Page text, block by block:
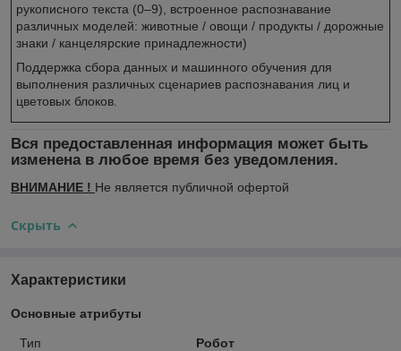
рукописного текста (0–9), встроенное распознавание
различных моделей: животные / овощи / продукты / дорожные
знаки / канцелярские принадлежности)
Поддержка сбора данных и машинного обучения для
выполнения различных сценариев распознавания лиц и
цветовых блоков.
Вся предоставленная информация может быть
изменена в любое время без уведомления.
ВНИМАНИЕ ! Не является публичной офертой
Скрыть
Характеристики
Основные атрибуты
Тип Робот